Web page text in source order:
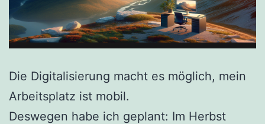
Die Digitalisierung macht es möglich, mein
Arbeitsplatz ist mobil.
Deswegen habe ich geplant: Im Herbst